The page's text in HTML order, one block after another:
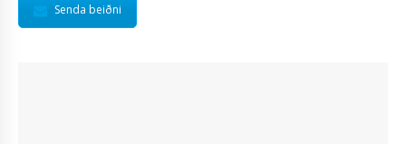
Senda beiðni